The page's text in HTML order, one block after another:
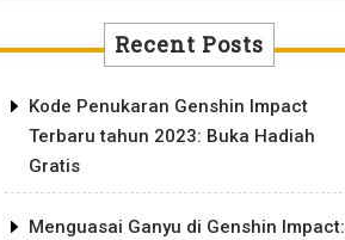
Recent Posts
Kode Penukaran Genshin Impact
Terbaru tahun 2023: Buka Hadiah
Gratis
Menguasai Ganyu di Genshin Impact: